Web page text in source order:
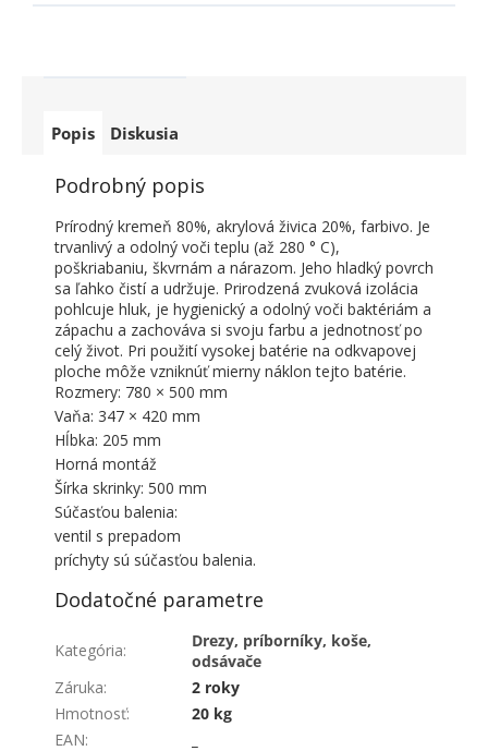
Popis Diskusia
Podrobný popis
Prírodný kremeň 80%, akrylová živica 20%, farbivo. Je
trvanlivý a odolný voči teplu (až 280 ° C),
poškriabaniu, škvrnám a nárazom. Jeho hladký povrch
sa ľahko čistí a udržuje. Prirodzená zvuková izolácia
pohlcuje hluk, je hygienický a odolný voči baktériám a
zápachu a zachováva si svoju farbu a jednotnosť po
celý život. Pri použití vysokej batérie na odkvapovej
ploche môže vzniknúť mierny náklon tejto batérie.
Rozmery: 780 × 500 mm
Vaňa: 347 × 420 mm
Hĺbka: 205 mm
Horná montáž
Šírka skrinky: 500 mm
Súčasťou balenia:
ventil s prepadom
príchyty sú súčasťou balenia.
Dodatočné parametre
Kategória:
Drezy, príborníky, koše,
odsávače
Záruka:
2 roky
Hmotnosť:
20 kg
EAN: